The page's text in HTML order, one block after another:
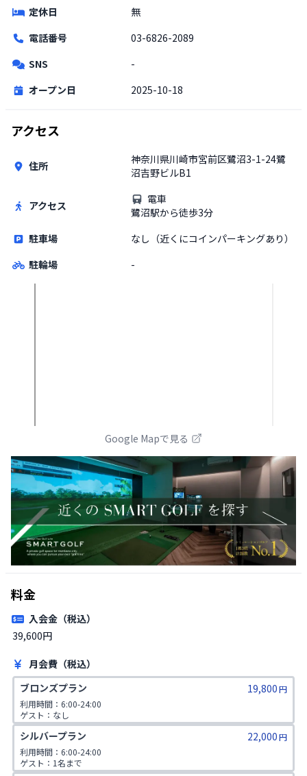
定休日
無
電話番号
03-6826-2089
SNS
-
オープン日
2025-10-18
アクセス
住所
神奈川県川崎市宮前区鷺沼3-1-24鷺
沼吉野ビルB1
アクセス
電車
鷺沼駅から徒歩3分
駐車場
なし（近くにコインパーキングあり）
駐輪場
-
Google Mapで見る
料金
入会金（税込）
39,600円
月会費（税込）
ブロンズプラン
19,800円
利用時間：6:00-24:00
ゲスト：なし
シルバープラン 22,000円
利用時間：6:00-24:00
ゲスト：1名まで